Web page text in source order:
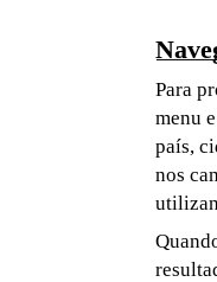
Para
menu
país,
nos